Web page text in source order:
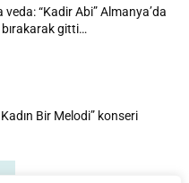
veda: “Kadir Abi” Almanya’da
gitti…
Kadın Bir Melodi” konseri